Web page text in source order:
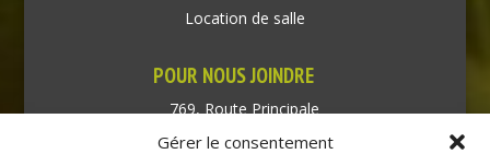
Gérer le consentement
Location de salle
POUR NOUS JOINDRE
769, Route Principale
Très-Saint-Rédempteur